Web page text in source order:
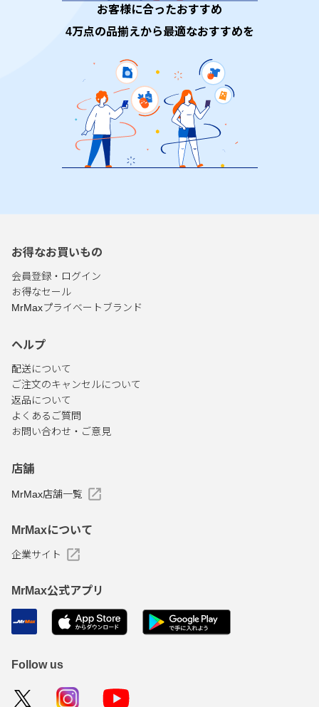
お客様に合ったおすすめ
4万点の品揃えから最適なおすすめを
お得なお買いもの
会員登録・ログイン
お得なセール
MrMaxプライベートブランド
ヘルプ
配送について
ご注文のキャンセルについて
返品について
よくあるご質問
お問い合わせ・ご意見
店舗
MrMax店舗一覧
MrMaxについて
企業サイト
MrMax公式アプリ
Follow us